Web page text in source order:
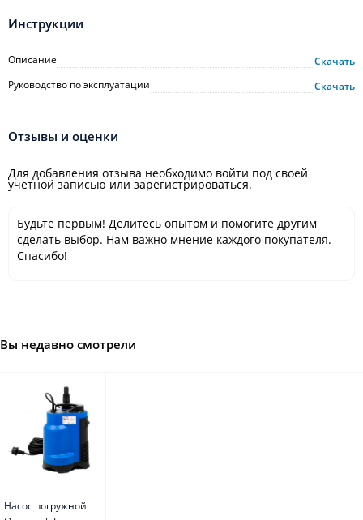
Инструкции
Описание
Скачать
Руководство по эксплуатации
Скачать
Отзывы и оценки
Для добавления отзыва необходимо войти под своей
учётной записью или зарегистрироваться.
Будьте первым! Делитесь опытом и помогите другим
сделать выбор. Нам важно мнение каждого покупателя.
Спасибо!
Вы недавно смотрели
Насос погружной